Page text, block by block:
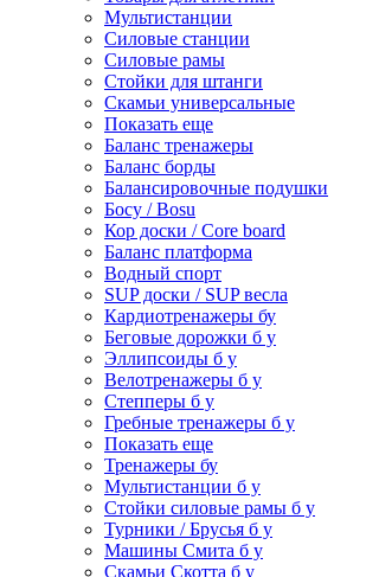
Мультистанции
Силовые станции
Силовые рамы
Стойки для штанги
Скамьи универсальные
Показать еще
Баланс тренажеры
Баланс борды
Балансировочные подушки
Босу / Bosu
Кор доски / Core board
Баланс платформа
Водный спорт
SUP доски / SUP весла
Кардиотренажеры бу
Беговые дорожки б у
Эллипсоиды б у
Велотренажеры б у
Степперы б у
Гребные тренажеры б у
Показать еще
Тренажеры бу
Мультистанции б у
Стойки силовые рамы б у
Турники / Брусья б у
Машины Смита б у
Скамьи Скотта б у